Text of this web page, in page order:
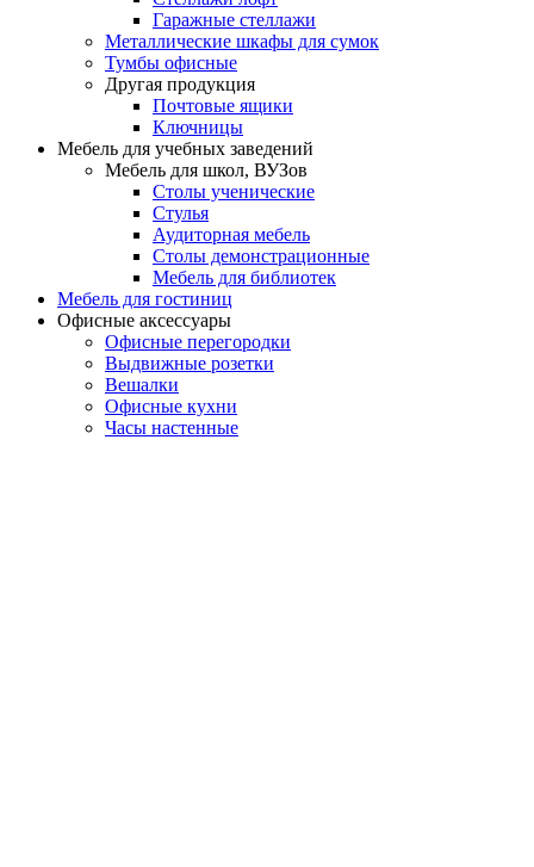
Гаражные стеллажи
Металлические шкафы для сумок
Тумбы офисные
Другая продукция
Почтовые ящики
Ключницы
Мебель для учебных заведений
Мебель для школ, ВУЗов
Столы ученические
Стулья
Аудиторная мебель
Столы демонстрационные
Мебель для библиотек
Мебель для гостиниц
Офисные аксессуары
Офисные перегородки
Выдвижные розетки
Вешалки
Офисные кухни
Часы настенные